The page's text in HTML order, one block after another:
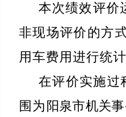
本次绩效评价
非现场评价的方
用车费用进行统
在评价实施过
围为 阳泉市机关